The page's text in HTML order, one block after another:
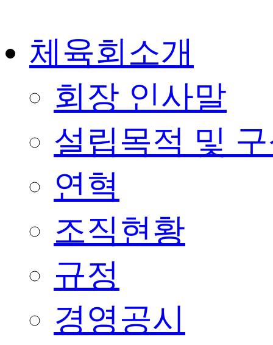
체육회소개
회장 인사말
설립목적 및
연혁
조직현황
규정
경영공시